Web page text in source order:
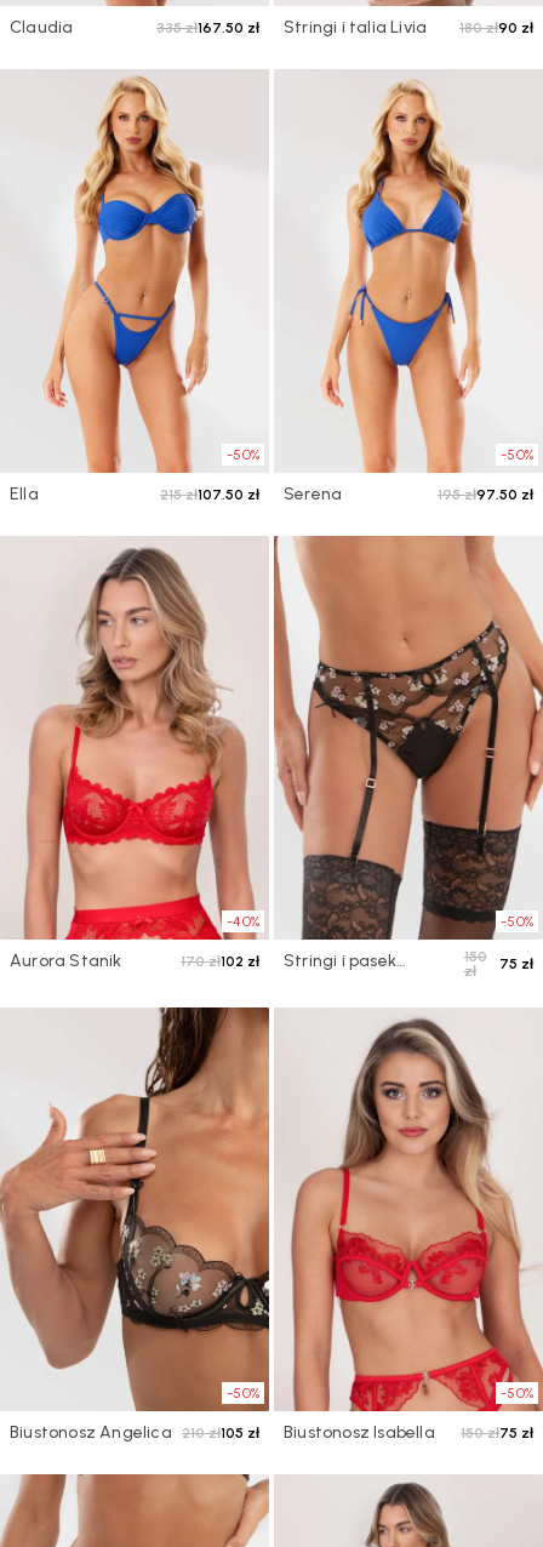
Claudia 335 zł167.50 zł Stringi i talia Livia 180 zł90 zł
-50%
Ella 215 zł107.50 zł
-50%
Serena 195 zł97.50 zł
-40%
Aurora Stanik 170 zł102 zł
-50%
Stringi i pasek
150
zł
75 zł
-50%
Biustonosz Angelica 210 zł105 zł
-50%
Biustonosz Isabella 150 zł75 zł